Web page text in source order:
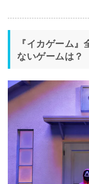
『イカゲーム
ないゲームは？